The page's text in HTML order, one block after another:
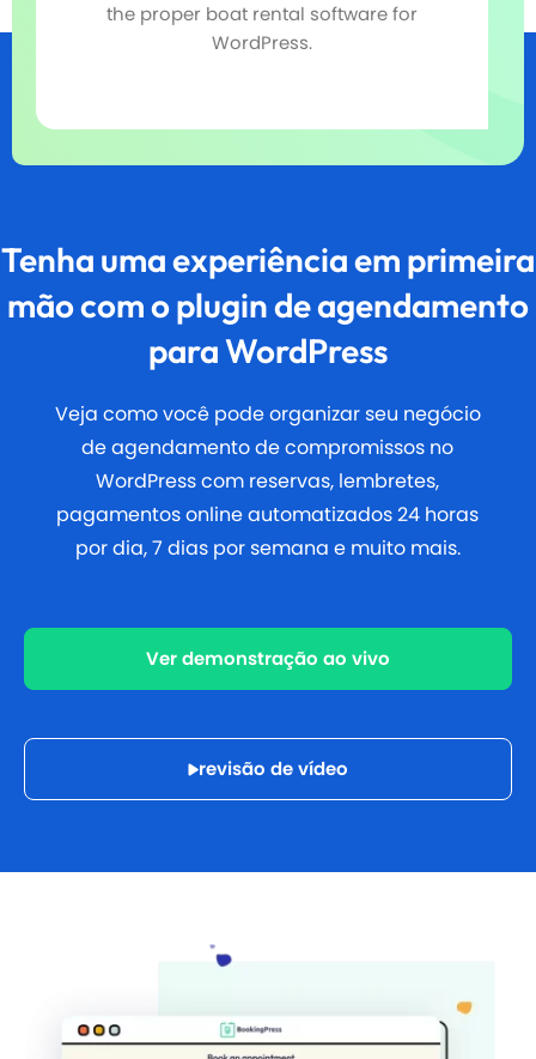
the proper boat rental software for
WordPress.
Tenha uma experiência em primeira
mão com o plugin de agendamento
para WordPress
Veja como você pode organizar seu negócio
de agendamento de compromissos no
WordPress com reservas, lembretes,
pagamentos online automatizados 24 horas
por dia, 7 dias por semana e muito mais.
Ver demonstração ao vivo
revisão de vídeo